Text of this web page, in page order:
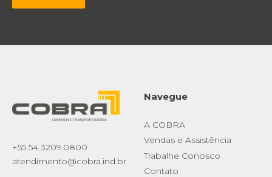
+55 54 3209.0800
atendimento@cobra.ind.br
Navegue
A COBRA
Vendas e Assistência
Trabalhe Conosco
Contato